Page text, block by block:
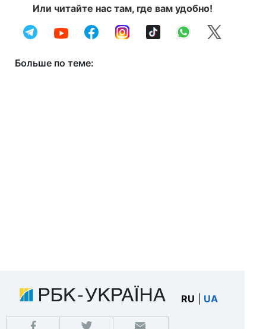
Или читайте нас там, где вам удобно!
Больше по теме:
RU UA